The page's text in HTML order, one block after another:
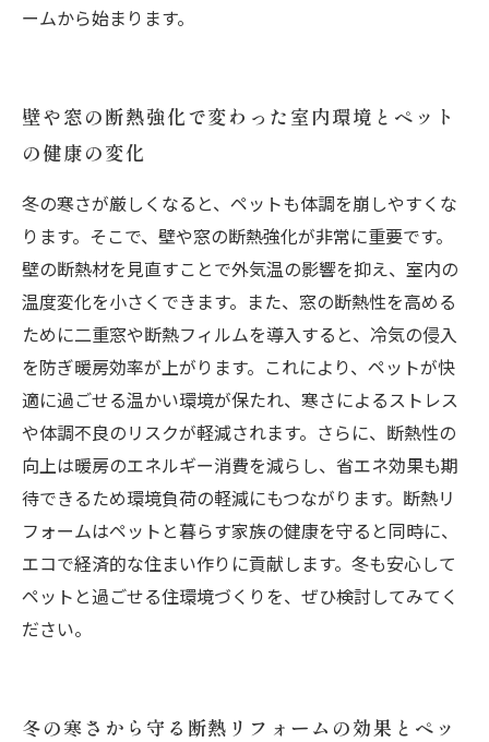
ームから始まります。
壁や窓の断熱強化で変わった室内環境とペット
の健康の変化
冬の寒さが厳しくなると、ペットも体調を崩しやすくな
ります。そこで、壁や窓の断熱強化が非常に重要です。
壁の断熱材を見直すことで外気温の影響を抑え、室内の
温度変化を小さくできます。また、窓の断熱性を高める
ために二重窓や断熱フィルムを導入すると、冷気の侵入
を防ぎ暖房効率が上がります。これにより、ペットが快
適に過ごせる温かい環境が保たれ、寒さによるストレス
や体調不良のリスクが軽減されます。さらに、断熱性の
向上は暖房のエネルギー消費を減らし、省エネ効果も期
待できるため環境負荷の軽減にもつながります。断熱リ
フォームはペットと暮らす家族の健康を守ると同時に、
エコで経済的な住まい作りに貢献します。冬も安心して
ペットと過ごせる住環境づくりを、ぜひ検討してみてく
ださい。
冬の寒さから守る断熱リフォームの効果とペッ